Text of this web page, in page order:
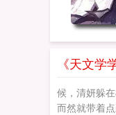
《天文学
候，清妍躲
而然就带着